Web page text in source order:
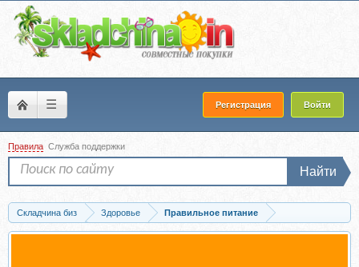
☰ Регистрация Войти
Правила Служба поддержки
Найти
Складчина биз Здоровье
Правильное питание
Запись Протокол для похудения - Худеем в выходные! (Сергей Оларь)